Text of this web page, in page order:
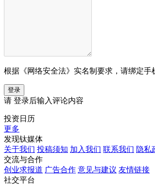
根据《网络安全法》实名制要求，请绑定手
登录
请 登录后输入评论内容
投资日历
更多
发现钛媒体
关于我们 投稿须知 加入我们 联系我们 隐私
交流与合作
创业求报道 广告合作 意见与建议 友情链接
社交平台